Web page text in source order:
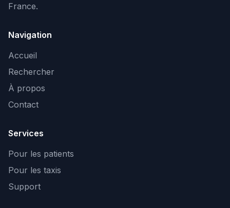
France.
Navigation
Accueil
Rechercher
À propos
Contact
Services
Pour les patients
Pour les taxis
Support